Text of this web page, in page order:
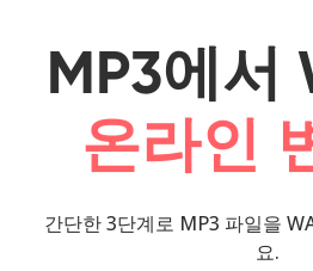
MP3에서
온라인
간단한 3단계로 MP3 파일을
요.